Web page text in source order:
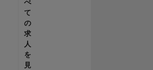
べ
て
の
求
人
を
見